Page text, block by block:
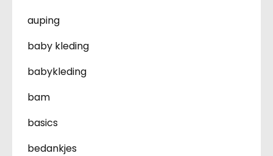
auping
baby kleding
babykleding
bam
basics
bedankjes